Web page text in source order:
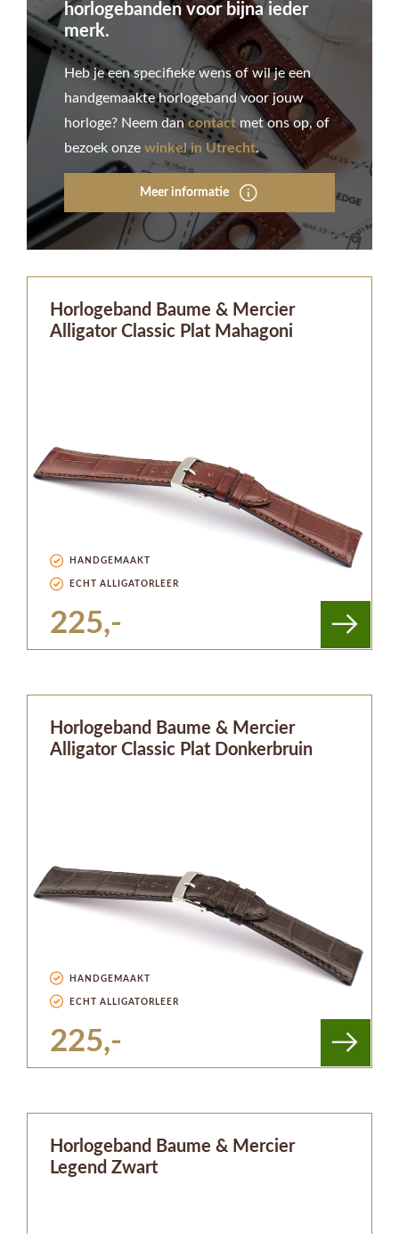
horlogebanden voor bijna ieder
merk.
Heb je een specifieke wens of wil je een
handgemaakte horlogeband voor jouw
horloge? Neem dan contact met ons op, of
bezoek onze winkel in Utrecht.
Meer informatie
Horlogeband Baume & Mercier
Alligator Classic Plat Mahagoni
HANDGEMAAKT
ECHT ALLIGATORLEER
225,-
Horlogeband Baume & Mercier
Alligator Classic Plat Donkerbruin
HANDGEMAAKT
ECHT ALLIGATORLEER
225,-
Horlogeband Baume & Mercier
Legend Zwart